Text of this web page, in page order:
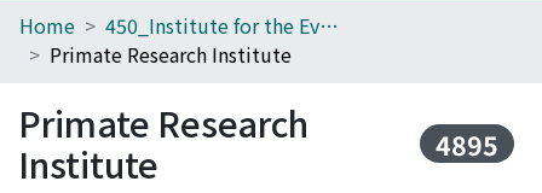
Home
Browse
Download Ranking
Home
450_Institute for the Evolutionary Origins of Human Behavior
Primate Research Institute
Primate Research
Institute
4895